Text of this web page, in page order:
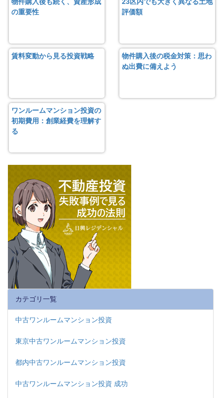
の重要性
評価額
賃料変動から見る投資戦略
物件購入後の税金対策：思わ
ぬ出費に備えよう
ワンルームマンション投資の
初期費用：創業経費を理解す
る
カテゴリ一覧
中古ワンルームマンション投資
東京中古ワンルームマンション投資
都内中古ワンルームマンション投資
中古ワンルームマンション投資 成功